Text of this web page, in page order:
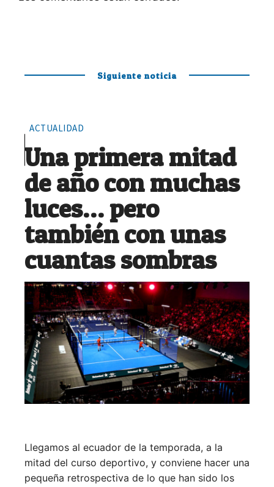
Siguiente noticia
ACTUALIDAD
Una primera mitad
de año con muchas
luces… pero
también con unas
cuantas sombras
Llegamos al ecuador de la temporada, a la
mitad del curso deportivo, y conviene hacer una
pequeña retrospectiva de lo que han sido los